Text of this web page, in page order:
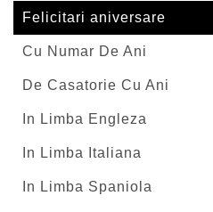
Felicitari aniversare
Cu Numar De Ani
De Casatorie Cu Ani
In Limba Engleza
In Limba Italiana
In Limba Spaniola